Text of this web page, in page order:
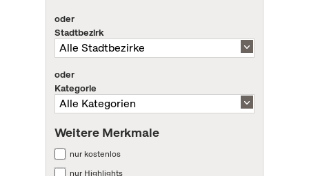
oder
Stadtbezirk
oder
Kategorie
Weitere Merkmale
nur kostenlos
nur Highlights